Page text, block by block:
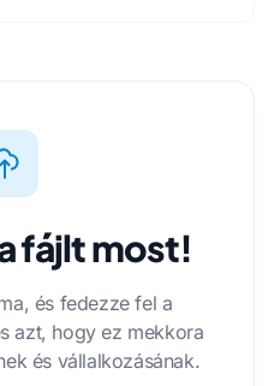
fájlt most!
és fedezze fel a
azt, hogy ez mekkora
és vállalkozásának.